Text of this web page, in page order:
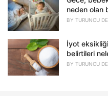
neden olan
BY TURUNCU
İyot
belirtileri
BY TURUNCU